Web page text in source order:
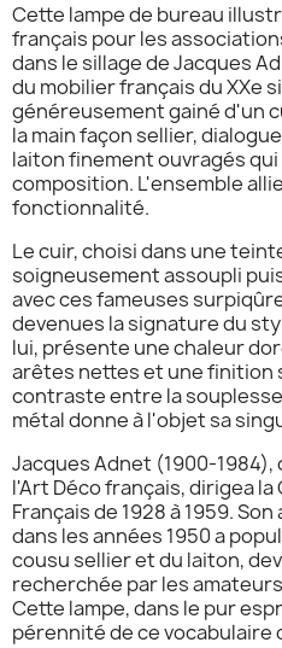
Cette lampe de bureau
français pour les
dans le sillage de Jacques
du mobilier français du XXe
généreusement gainé d'un
la main façon sellier,
laiton finement ouvragés
composition. L'ensemble
fonctionnalité.
Le cuir, choisi dans une
soigneusement assoupli
avec ces fameuses
devenues la signature du
lui, présente une chaleur
arêtes nettes et une finition
contraste entre la
métal donne à l'objet sa
Jacques Adnet (1900-
l'Art Déco français, dirigea
Français de 1928 à 1959.
dans les années 1950 a
cousu sellier et du laiton,
recherchée par les
Cette lampe, dans le pur
pérennité de ce